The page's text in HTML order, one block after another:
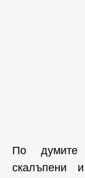
По думите
скалъпени